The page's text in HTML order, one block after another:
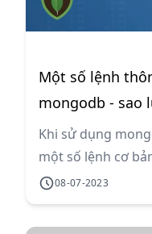
Một số lệnh
mongodb - sao
với mongodb
Khi sử dụng
một số lệnh cơ
tác với database
database, xóa,
với mongodb
08-07-2023